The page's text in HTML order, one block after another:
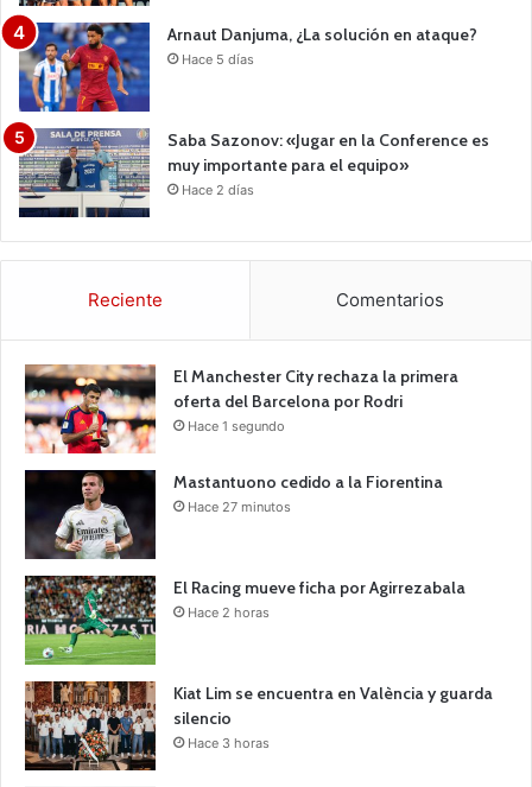
Arnaut Danjuma, ¿La solución en ataque?
Hace 5 días
Saba Sazonov: «Jugar en la Conference es
muy importante para el equipo»
Hace 2 días
Reciente Comentarios
El Manchester City rechaza la primera
oferta del Barcelona por Rodri
Hace 1 segundo
Mastantuono cedido a la Fiorentina
Hace 27 minutos
El Racing mueve ficha por Agirrezabala
Hace 2 horas
Kiat Lim se encuentra en València y guarda
silencio
Hace 3 horas